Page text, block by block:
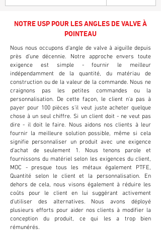
NOTRE USP POUR LES ANGLES DE VALVE À
POINTEAU
Nous nous occupons d'angle de valve à aiguille depuis
près d'une décennie. Notre approche envers toute
exigence est simple - fournir le meilleur
indépendamment de la quantité, du matériau de
construction ou de la valeur de la commande. Nous ne
craignons pas les petites commandes ou la
personnalisation. De cette façon, le client n'a pas à
payer pour 100 pièces s'il veut juste acheter quelque
chose à un seul chiffre. Si un client doit - ne veut pas
dire - il doit le faire. Nous aidons nos clients à leur
fournir la meilleure solution possible, même si cela
signifie personnaliser un produit avec une exigence
d'achat de seulement 1. Nous tenons parole et
fournissons du matériel selon les exigences du client,
MOC - presque tous les métaux également PTFE,
Quantité selon le client et la personnalisation. En
dehors de cela, nous visons également à réduire les
coûts pour le client en lui suggérant activement
d'utiliser des alternatives. Nous avons déployé
plusieurs efforts pour aider nos clients à modifier la
conception du produit, ce qui les a trop bien
rémunérés.